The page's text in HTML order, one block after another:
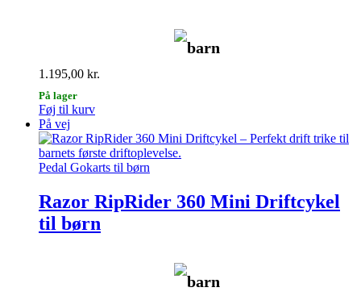
barn
1.195,00 kr.
På lager
Føj til kurv
På vej
Pedal Gokarts til børn
Razor RipRider 360 Mini Driftcykel
til børn
barn